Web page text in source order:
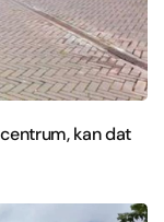
kan dat